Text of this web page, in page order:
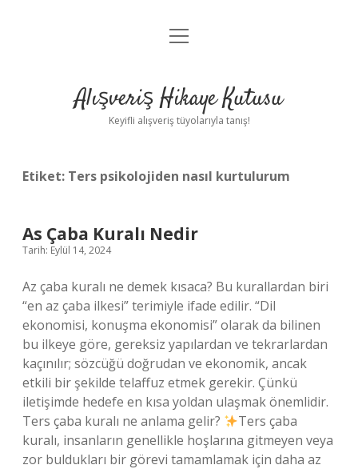
Anasayfa
Yasal Uyarı
menüyü
Alışveriş Hikaye Kutusu
Keyifli alışveriş tüyolarıyla tanış!
Etiket: Ters psikolojiden nasıl kurtulurum
As Çaba Kuralı Nedir
Tarih: Eylül 14, 2024
Az çaba kuralı ne demek kısaca? Bu kurallardan biri
“en az çaba ilkesi” terimiyle ifade edilir. “Dil
ekonomisi, konuşma ekonomisi” olarak da bilinen
bu ilkeye göre, gereksiz yapılardan ve tekrarlardan
kaçınılır; sözcüğü doğrudan ve ekonomik, ancak
etkili bir şekilde telaffuz etmek gerekir. Çünkü
iletişimde hedefe en kısa yoldan ulaşmak önemlidir.
Ters çaba kuralı ne anlama gelir?
Ters çaba
kuralı, insanların genellikle hoşlarına gitmeyen veya
zor buldukları bir görevi tamamlamak için daha az